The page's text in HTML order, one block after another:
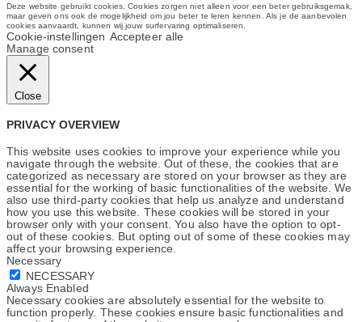
Deze website gebruikt cookies. Cookies zorgen niet alleen voor een beter gebruiksgemak,
maar geven ons ook de mogelijkheid om jou beter te leren kennen. Als je de aanbevolen
cookies aanvaardt, kunnen wij jouw surfervaring optimaliseren.
Cookie-instellingen Accepteer alle
Manage consent
Close
PRIVACY OVERVIEW
This website uses cookies to improve your experience while you
navigate through the website. Out of these, the cookies that are
categorized as necessary are stored on your browser as they are
essential for the working of basic functionalities of the website. We
also use third-party cookies that help us analyze and understand
how you use this website. These cookies will be stored in your
browser only with your consent. You also have the option to opt-
out of these cookies. But opting out of some of these cookies may
affect your browsing experience.
Necessary
NECESSARY
Always Enabled
Necessary cookies are absolutely essential for the website to
function properly. These cookies ensure basic functionalities and